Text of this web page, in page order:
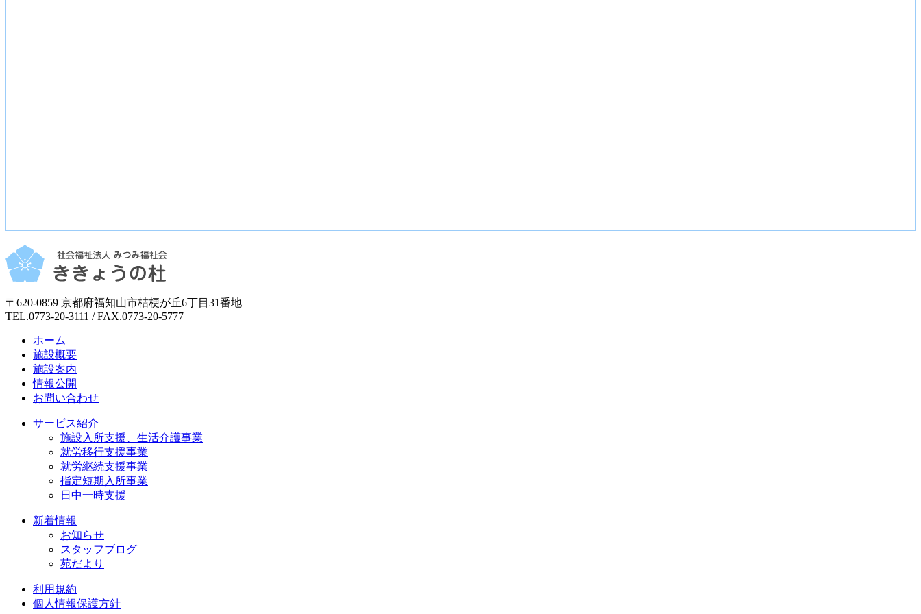
〒620-0859 京都府福知山市桔梗が丘6丁目31番地
TEL.0773-20-3111 / FAX.0773-20-5777
ホーム
施設概要
施設案内
情報公開
お問い合わせ
サービス紹介
施設入所支援、生活介護事業
就労移行支援事業
就労継続支援事業
指定短期入所事業
日中一時支援
新着情報
お知らせ
スタッフブログ
苑だより
利用規約
個人情報保護方針